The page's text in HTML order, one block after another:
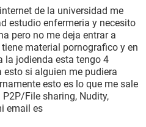
de la universidad me
estudio enfermeria y necesito
pero no me deja entrar a
material pornografico y en
la jodienda esta tengo 4
si alguien me pudiera
esto es lo que me sale
File sharing, Nudity,
email es